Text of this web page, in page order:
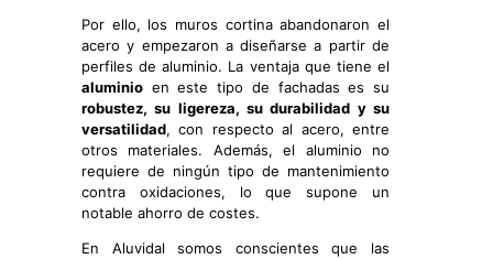
Por ello, los muros cortina abandonaron el
acero y empezaron a diseñarse a partir de
perfiles de aluminio. La ventaja que tiene el
aluminio en este tipo de fachadas es su
robustez, su ligereza, su durabilidad y su
versatilidad, con respecto al acero, entre
otros materiales. Además, el aluminio no
requiere de ningún tipo de mantenimiento
contra oxidaciones, lo que supone un
notable ahorro de costes.
En Aluvidal somos conscientes que las